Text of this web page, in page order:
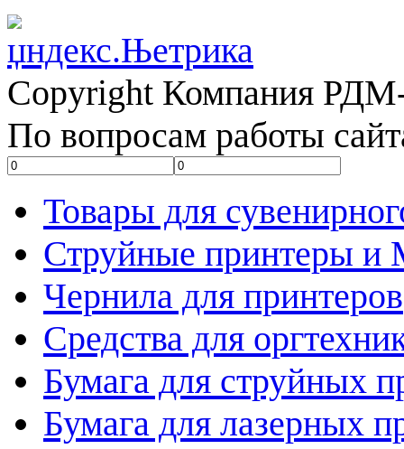
Copyright Компания
По вопросам работы
Товары для
Струйные принтеры
Чернила для принтеров
Средства для
Бумага для струйных
Бумага для лазерных